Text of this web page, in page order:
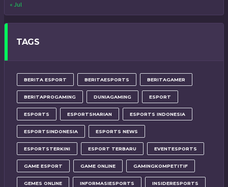
« Jul
TAGS
BERITA ESPORT BERITAESPORTS BERITAGAMER
BERITAPROGAMING DUNIAGAMING ESPORT
ESPORTS ESPORTSHARIAN ESPORTS INDONESIA
ESPORTSINDONESIA ESPORTS NEWS
ESPORTSTERKINI ESPORT TERBARU EVENTESPORTS
GAME ESPORT GAME ONLINE GAMINGKOMPETITIF
GEMES ONLINE INFORMASIESPORTS INSIDERESPORTS